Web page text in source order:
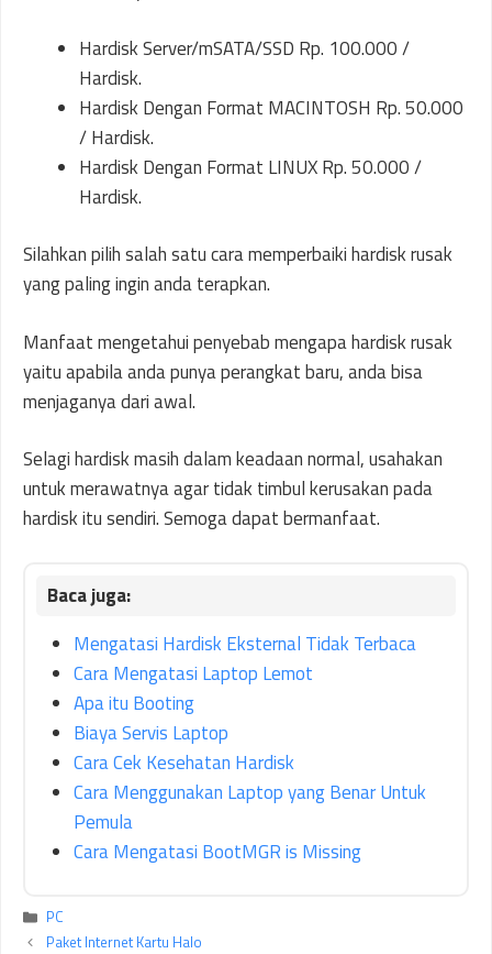
Hardisk Server/mSATA/SSD Rp. 100.000 /
Hardisk.
Hardisk Dengan Format MACINTOSH Rp. 50.000
/ Hardisk.
Hardisk Dengan Format LINUX Rp. 50.000 /
Hardisk.
Silahkan pilih salah satu cara memperbaiki hardisk rusak
yang paling ingin anda terapkan.
Manfaat mengetahui penyebab mengapa hardisk rusak
yaitu apabila anda punya perangkat baru, anda bisa
menjaganya dari awal.
Selagi hardisk masih dalam keadaan normal, usahakan
untuk merawatnya agar tidak timbul kerusakan pada
hardisk itu sendiri. Semoga dapat bermanfaat.
Mengatasi Hardisk Eksternal Tidak Terbaca
Cara Mengatasi Laptop Lemot
Apa itu Booting
Biaya Servis Laptop
Cara Cek Kesehatan Hardisk
Cara Menggunakan Laptop yang Benar Untuk
Pemula
Cara Mengatasi BootMGR is Missing
Kategori
PC
Paket Internet Kartu Halo